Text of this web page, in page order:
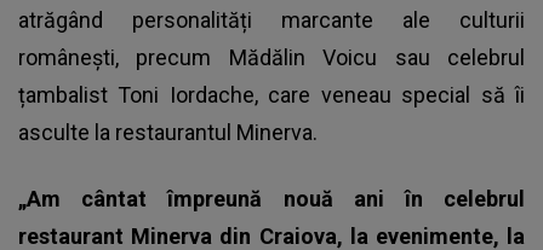
atrăgând personalități marcante ale culturii
românești, precum Mădălin Voicu sau celebrul
țambalist Toni Iordache, care veneau special să îi
asculte la restaurantul Minerva.
„Am cântat împreună nouă ani în celebrul
restaurant Minerva din Craiova, la evenimente, la